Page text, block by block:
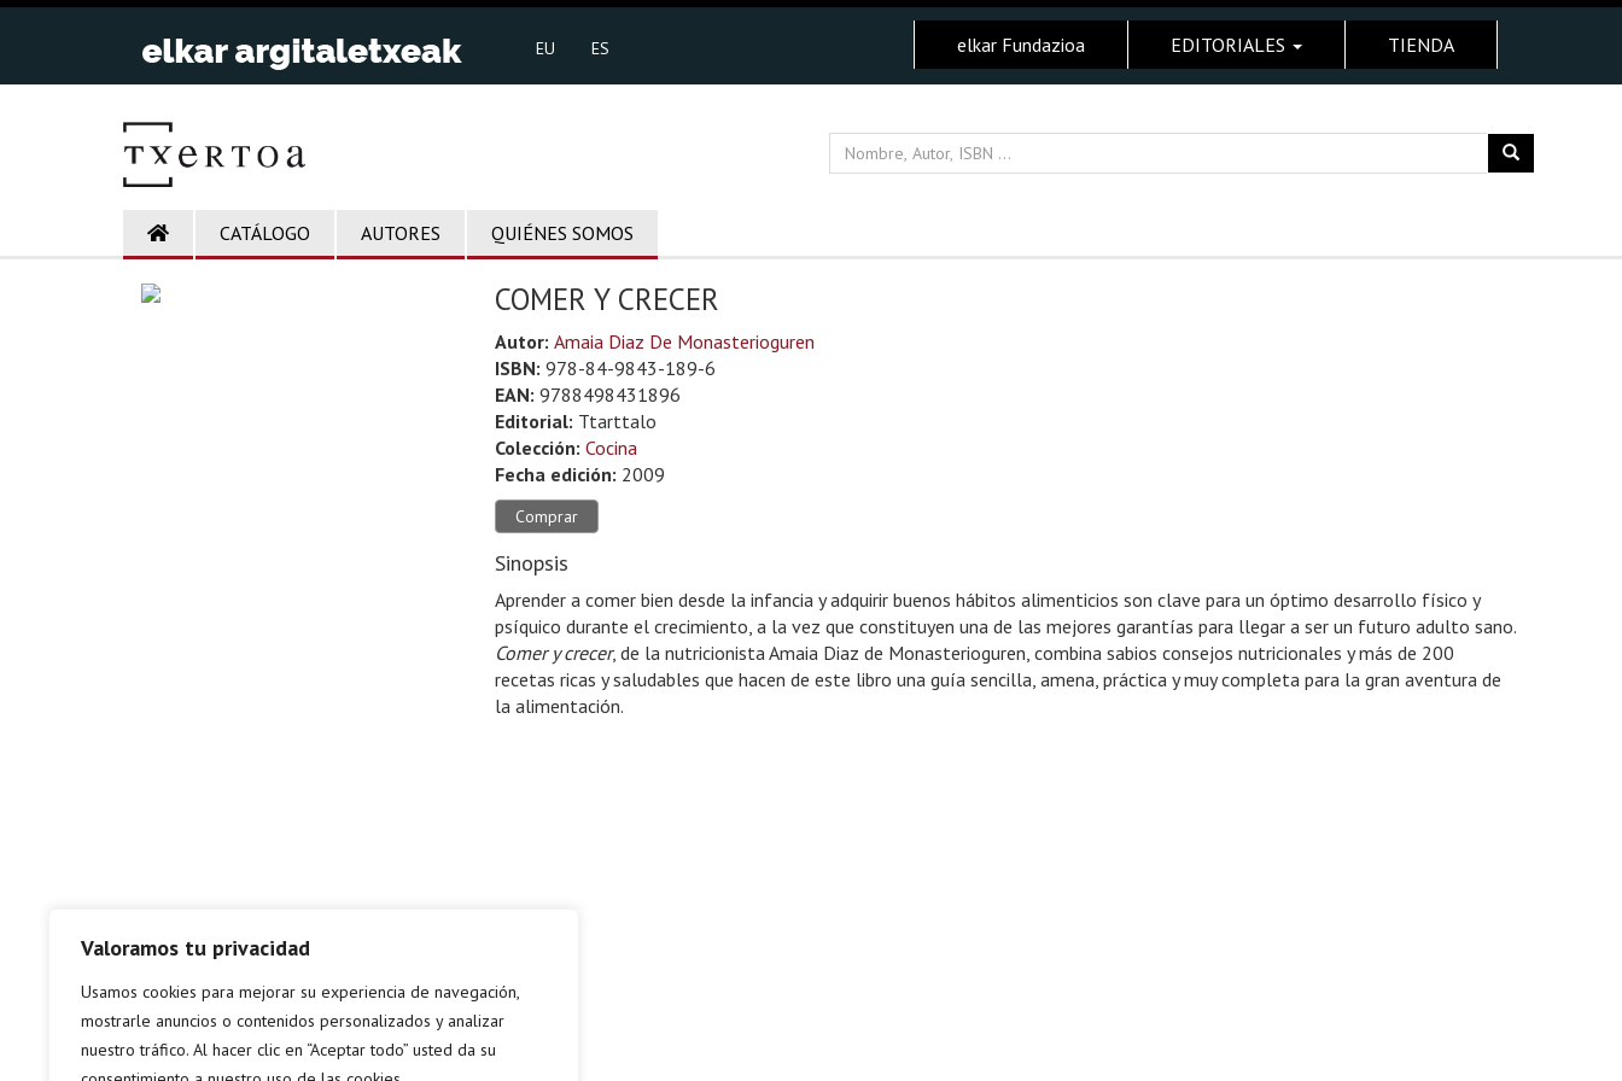
Valoramos tu privacidad
Usamos cookies para mejorar su experiencia de navegación,
mostrarle anuncios o contenidos personalizados y analizar
nuestro tráfico. Al hacer clic en “Aceptar todo” usted da su
EU ES elkar Fundazioa EDITORIALES TIENDA
CATÁLOGO AUTORES QUIÉNES SOMOS
COMER Y CRECER
Autor: Amaia Diaz De Monasterioguren
ISBN: 978-84-9843-189-6
EAN: 9788498431896
Editorial: Ttarttalo
Colección: Cocina
Fecha edición: 2009
Comprar
Sinopsis
Aprender a comer bien desde la infancia y adquirir buenos hábitos alimenticios son clave para un óptimo desarrollo físico y
psíquico durante el crecimiento, a la vez que constituyen una de las mejores garantías para llegar a ser un futuro adulto sano.
Comer y crecer, de la nutricionista Amaia Diaz de Monasterioguren, combina sabios consejos nutricionales y más de 200
recetas ricas y saludables que hacen de este libro una guía sencilla, amena, práctica y muy completa para la gran aventura de
la alimentación.